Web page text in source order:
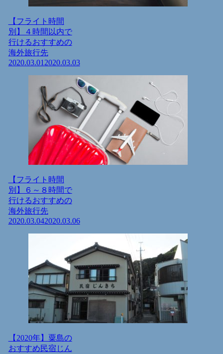
【フライト時間
別】４時間以内で
行けるおすすめの
海外旅行先
2020.03.01 2020.03.03
【フライト時間
別】６～８時間で
行けるおすすめの
海外旅行先
2020.03.042020.03.06
【2020年】粟島の
おすすめ民宿じん